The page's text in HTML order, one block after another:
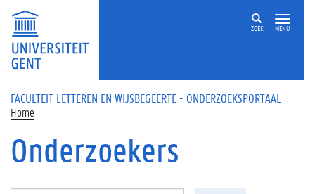
Overslaan en naar de inhoud gaan
ZOEK MENU
FACULTEIT LETTEREN EN WIJSBEGEERTE - ONDERZOEKSPORTAAL
Home
Onderzoekers